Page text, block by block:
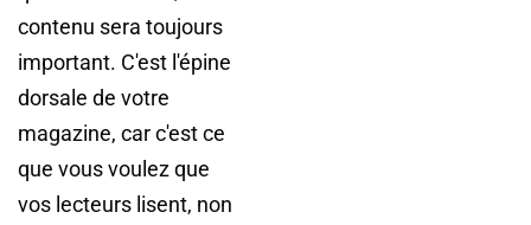
contenu sera toujours
important. C'est l'épine
dorsale de votre
magazine, car c'est ce
que vous voulez que
vos lecteurs lisent, non